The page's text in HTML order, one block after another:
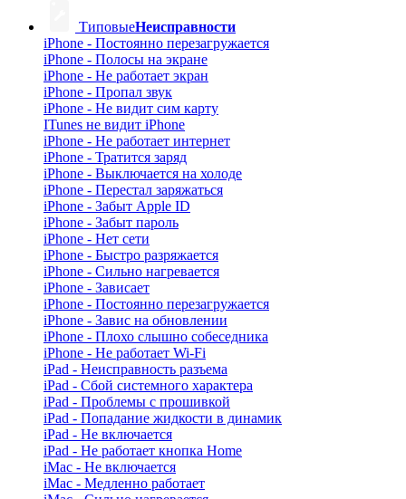
ТиповыеНеисправности
iPhone - Постоянно перезагружается
iPhone - Полосы на экране
iPhone - Не работает экран
iPhone - Пропал звук
iPhone - Не видит сим карту
ITunes не видит iPhone
iPhone - Не работает интернет
iPhone - Тратится заряд
iPhone - Выключается на холоде
iPhone - Перестал заряжаться
iPhone - Забыт Apple ID
iPhone - Забыт пароль
iPhone - Нет сети
iPhone - Быстро разряжается
iPhone - Сильно нагревается
iPhone - Зависает
iPhone - Постоянно перезагружается
iPhone - Завис на обновлении
iPhone - Плохо слышно собеседника
iPhone - Не работает Wi-Fi
iPad - Неисправность разъема
iPad - Сбой системного характера
iPad - Проблемы с прошивкой
iPad - Попадание жидкости в динамик
iPad - Не включается
iPad - Не работает кнопка Home
iMac - Не включается
iMac - Медленно работает